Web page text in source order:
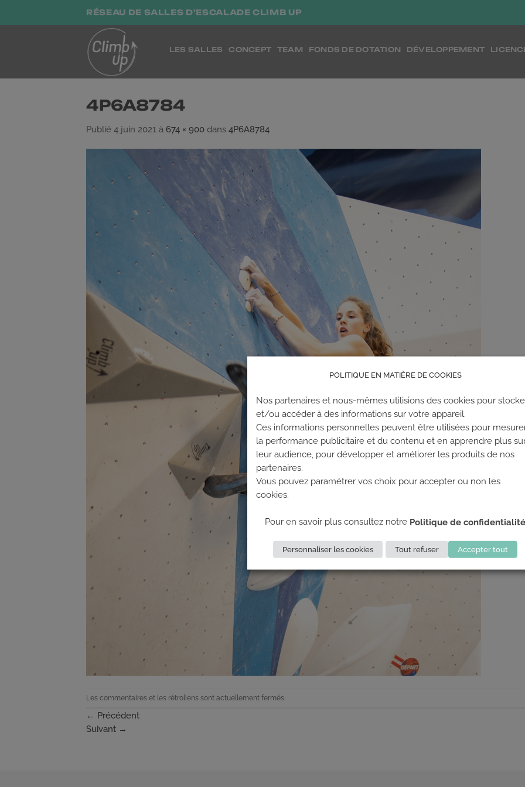
RÉSEAU DE SALLES D'ESCALADE CLIMB UP
LES SALLES CONCEPT TEAM FONDS DE DOTATION DÉVELOPPEMENT
4P6A8784
Publié 4 juin 2021 à 674 × 900 dans 4P6A8784
Les commentaires et les rétroliens sont actuellement fermés.
← Précédent
Suivant →
POLITIQUE EN MATIÈRE DE COOKIES
Nos partenaires et nous-mêmes utilisions des cookies pour
et/ou accéder à des informations sur votre appareil.
Ces informations personnelles peuvent être utilisées pour
la performance publicitaire et du contenu et en apprendre plus
leur audience, pour développer et améliorer les produits de nos
partenaires.
Vous pouvez paramétrer vos choix pour accepter ou non les
cookies.
Pour en savoir plus consultez notre Politique de confidentialité
Personnaliser les cookies Tout refuser Accepter tout